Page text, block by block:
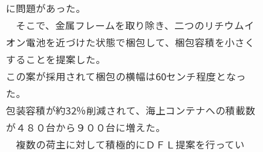
に問題があった。
そこで、金属フレームを取り除き、二つのリチウムイ
オン電池を近づけた状態で梱包して、梱包容積を小さく
することを提案した。
この案が採用されて梱包の横幅は60センチ程度となっ
た。
包装容積が約32％削減されて、海上コンテナへの積載数
が４８０台から９００台に増えた。
複数の荷主に対して積極的にＤＦＬ提案を行ってい